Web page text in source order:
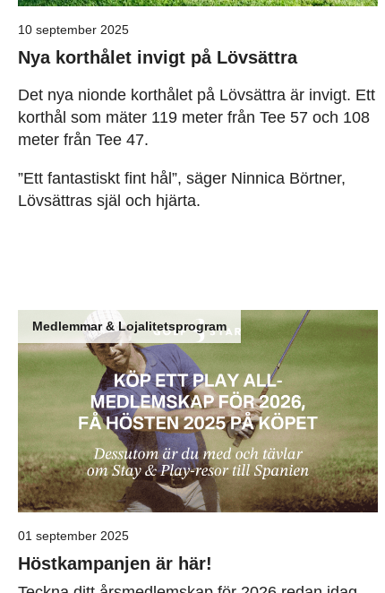
10 september 2025
Nya korthålet invigt på Lövsättra
Det nya nionde korthålet på Lövsättra är invigt. Ett
korthål som mäter 119 meter från Tee 57 och 108
meter från Tee 47.
”Ett fantastiskt fint hål”, säger Ninnica Börtner,
Lövsättras själ och hjärta.
Medlemmar & Lojalitetsprogram
01 september 2025
Höstkampanjen är här!